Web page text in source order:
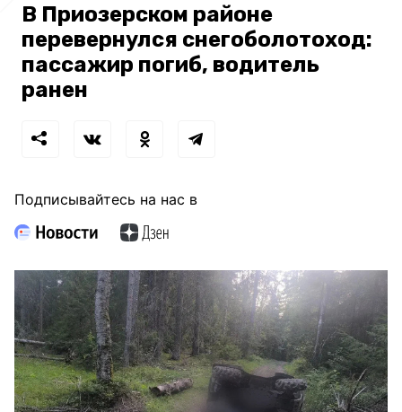
В Приозерском районе
перевернулся снегоболотоход:
пассажир погиб, водитель
ранен
Подписывайтесь на нас в